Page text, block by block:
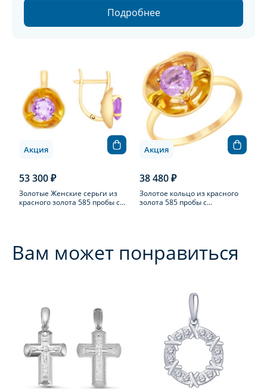
Подробнее
53 300 ₽
Золотые Женские серьги из
красного золота 585 пробы с
Акция
38 480 ₽
Золотое кольцо из красного
золота 585 пробы с
Акция
Вам может понравиться